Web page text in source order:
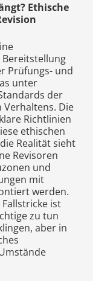
Ethische
Bereitstellung
Prüfungs- und
unter
der
Die
Richtlinien
ethischen
Realität sieht
Revisoren
und
mit
werden.
ist
zu tun
aber in